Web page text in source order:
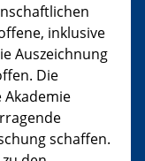
inklusive
Auszeichnung
Die
Akademie
schaffen.